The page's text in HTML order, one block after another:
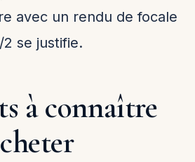
avec un rendu de focale
se justifie.
à connaître